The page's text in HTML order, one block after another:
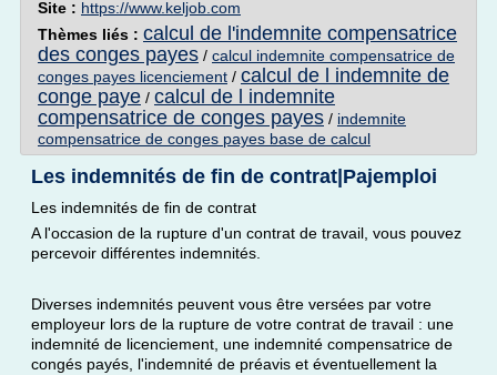
Site : https://www.keljob.com
Thèmes liés : calcul de l'indemnite compensatrice
des conges payes / calcul indemnite compensatrice de
conges payes licenciement / calcul de l indemnite de
conge paye / calcul de l indemnite
compensatrice de conges payes / indemnite
compensatrice de conges payes base de calcul
Les indemnités de fin de contrat|Pajemploi
Les indemnités de fin de contrat
A l'occasion de la rupture d'un contrat de travail, vous pouvez
percevoir différentes indemnités.
Diverses indemnités peuvent vous être versées par votre
employeur lors de la rupture de votre contrat de travail : une
indemnité de licenciement, une indemnité compensatrice de
congés payés, l'indemnité de préavis et éventuellement la